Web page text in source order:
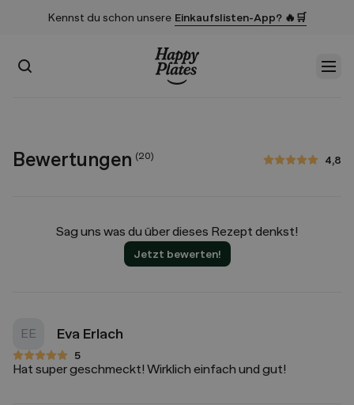
Kennst du schon unsere Einkaufslisten-App? 🔥🛒
Suchen
Bewertungen (20) 4,8
4,8 von 5 Sternen
Sag uns was du über dieses Rezept denkst!
Jetzt bewerten!
EE Eva Erlach
5
5 von 5 Sternen
Hat super geschmeckt! Wirklich einfach und gut!